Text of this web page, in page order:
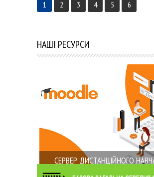
1 2 3 4 5 6
НАШІ РЕСУРСИ
СЕРВЕР ДИСТАНЦІЙНОГО